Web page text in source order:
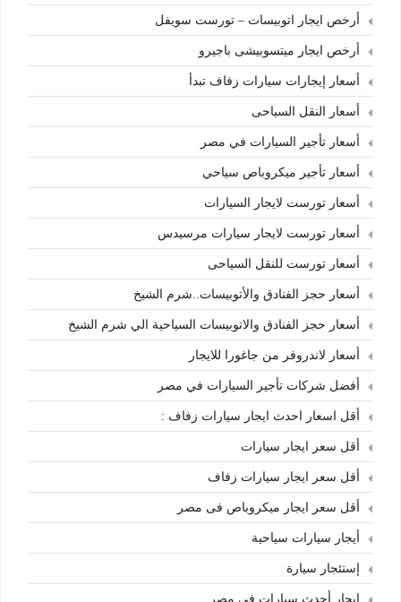
أرخص ايجار اتوبيسات – تورست سويفل
أرخص ايجار ميتسوبيشى باجيرو
أسعار إيجارات سيارات زفاف تبدأ
أسعار النقل السياحى
أسعار تأجير السيارات في مصر
أسعار تأجير ميكروباص سياحي
أسعار تورست لايجار السيارات
أسعار تورست لايجار سيارات مرسيدس
أسعار تورست للنقل السياحى
أسعار حجز الفنادق والأتوبيسات..شرم الشيخ
أسعار حجز الفنادق والاتوبيسات السياحية الي شرم الشيخ
أسعار لاندروفر من جاغورا للايجار
أفضل شركات تأجير السيارات في مصر
أقل اسعار احدث ايجار سيارات زفاف :
أقل سعر ايجار سيارات
أقل سعر ايجار سيارات زفاف
أقل سعر ايجار ميكروباص فى مصر
أيجار سيارات سياحية
إستئجار سيارة
إيجار أحدث سيارات في مصر